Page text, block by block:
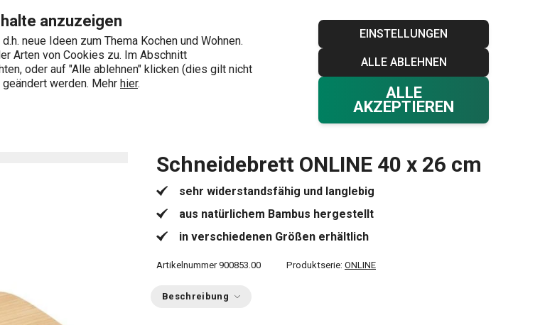
anzuzeigen
neue Ideen zum Thema Kochen und Wohnen.
Arten von Cookies zu. Im Abschnitt
oder auf "Alle ablehnen" klicken (dies gilt nicht
werden. Mehr hier.
EINSTELLUNGEN
ALLE ABLEHNEN
ALLE
AKZEPTIEREN
Zum Hauptinhalt springen
Zur Suche springen
Zur Navigation springen
Tescoma Club Garantie Kontakt
Sie? Favoriten Einloggen
0 Ihr Warenkorb
€ 0,00
Schneidebrett ONLINE 40 x 26 cm
sehr widerstandsfähig und langlebig
aus natürlichem Bambus hergestellt
in verschiedenen Größen erhältlich
Artikelnummer 900853.00 Produktserie: ONLINE
Beschreibung